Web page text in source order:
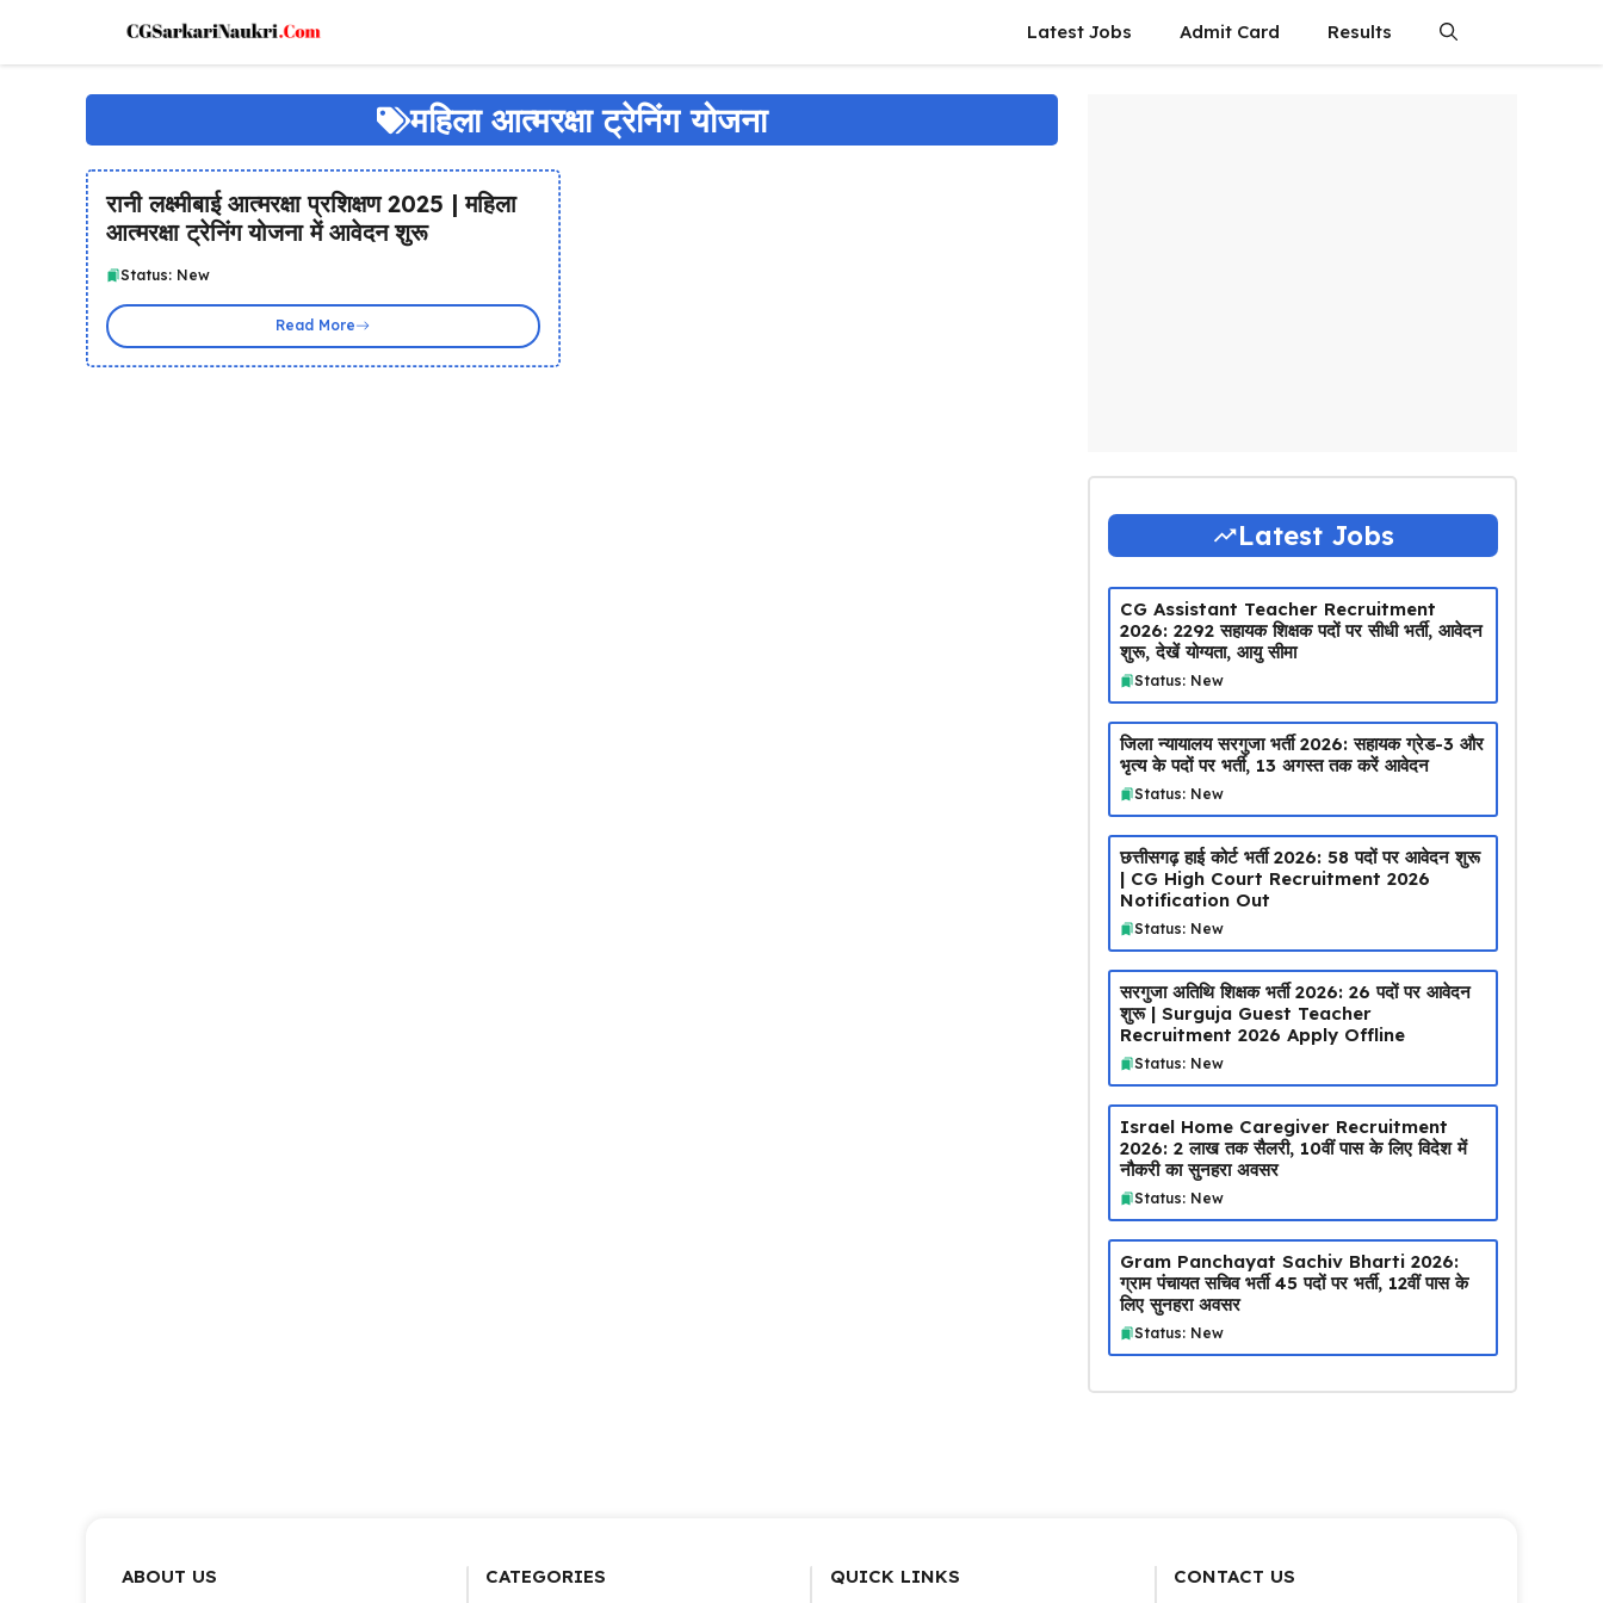
content
Latest Jobs Admit Card Results
महिला आत्मरक्षा ट्रेनिंग योजना
रानी लक्ष्मीबाई आत्मरक्षा प्रशिक्षण 2025 | महिला
आत्मरक्षा ट्रेनिंग योजना में आवेदन शुरू
Status: New
Read More
Latest Jobs
CG Assistant Teacher Recruitment
2026: 2292 सहायक शिक्षक पदों पर सीधी भर्ती, आवेदन
शुरू, देखें योग्यता, आयु सीमा
Status: New
जिला न्यायालय सरगुजा भर्ती 2026: सहायक ग्रेड-3 और
भृत्य के पदों पर भर्ती, 13 अगस्त तक करें आवेदन
Status: New
छत्तीसगढ़ हाई कोर्ट भर्ती 2026: 58 पदों पर आवेदन शुरू
| CG High Court Recruitment 2026
Notification Out
Status: New
सरगुजा अतिथि शिक्षक भर्ती 2026: 26 पदों पर आवेदन
शुरू | Surguja Guest Teacher
Recruitment 2026 Apply Offline
Status: New
Israel Home Caregiver Recruitment
2026: ₹2 लाख तक सैलरी, 10वीं पास के लिए विदेश में
नौकरी का सुनहरा अवसर
Status: New
Gram Panchayat Sachiv Bharti 2026:
ग्राम पंचायत सचिव भर्ती 45 पदों पर भर्ती, 12वीं पास के
लिए सुनहरा अवसर
Status: New
ABOUT US CATEGORIES QUICK LINKS CONTACT US